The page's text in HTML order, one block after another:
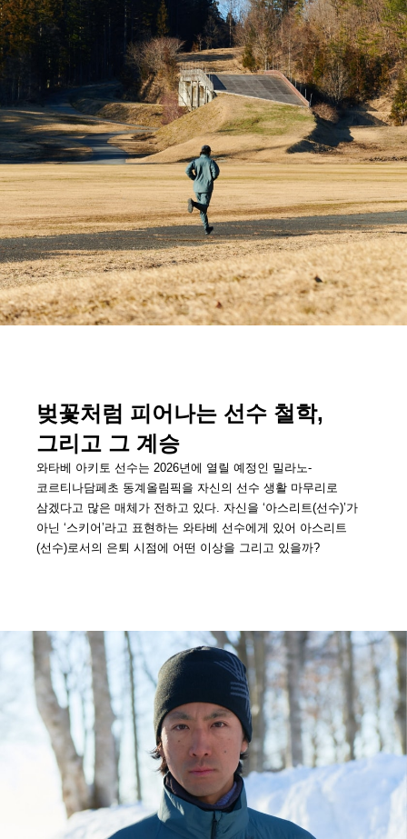
벚꽃처럼 피어나는 선수 철학,
그리고 그 계승
와타베 아키토 선수는 2026년에 열릴 예정인 밀라노-
코르티나담페초 동계올림픽을 자신의 선수 생활 마무리로
삼겠다고 많은 매체가 전하고 있다. 자신을 ‘아스리트(선수)’가
아닌 ‘스키어’라고 표현하는 와타베 선수에게 있어 아스리트
(선수)로서의 은퇴 시점에 어떤 이상을 그리고 있을까?